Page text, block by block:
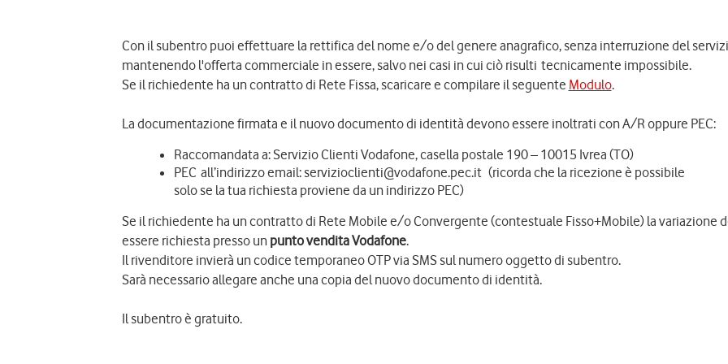
Con il subentro puoi effettuare la rettifica del nome e/o del genere anagrafico, senza interruzione del
mantenendo l'offerta commerciale in essere, salvo nei casi in cui ciò risulti tecnicamente impossibile.
Se il richiedente ha un contratto di Rete Fissa, scaricare e compilare il seguente Modulo.
La documentazione firmata e il nuovo documento di identità devono essere inoltrati con A/R oppure PEC:
Raccomandata a: Servizio Clienti Vodafone, casella postale 190 – 10015 Ivrea (TO)
PEC all’indirizzo email: servizioclienti@vodafone.pec.it (ricorda che la ricezione è possibile
solo se la tua richiesta proviene da un indirizzo PEC)
Se il richiedente ha un contratto di Rete Mobile e/o Convergente (contestuale Fisso+Mobile) la variazione
essere richiesta presso un punto vendita Vodafone.
Il rivenditore invierà un codice temporaneo OTP via SMS sul numero oggetto di subentro.
Sarà necessario allegare anche una copia del nuovo documento di identità.
Il subentro è gratuito.